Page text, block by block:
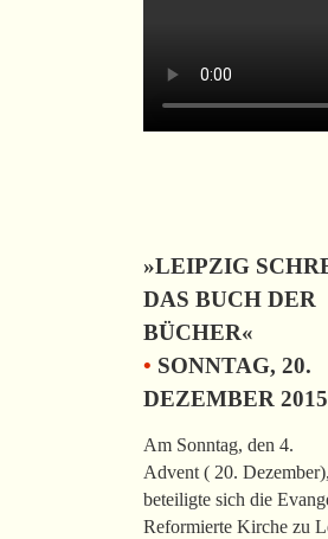
»LEIPZIG
DAS BUCH DER
BÜCHER«
• SONNTAG, 20.
DEZEMBER 2015
Am Sonntag, den 4.
Advent ( 20. Dezember),
beteiligte sich die
Reformierte Kirche zu